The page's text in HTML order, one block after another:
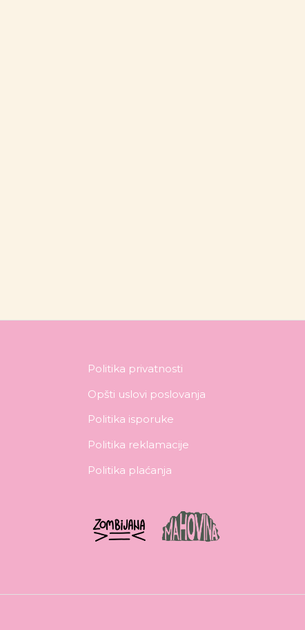
Politika privatnosti
Opšti uslovi poslovanja
Politika isporuke
Politika reklamacije
Politika plaćanja